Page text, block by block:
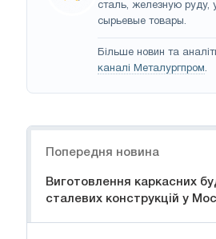
сталь, железную руду,
сырьевые товары.
Більше новин та
каналі Металургпром.
Попередня новина
Виготовлення каркасних
сталевих конструкцій у